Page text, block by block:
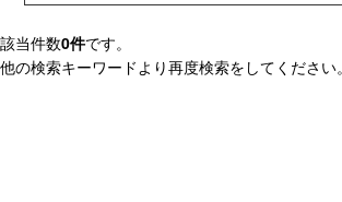
該当件数0件です。
他の検索キーワードより再度検索をしてください。